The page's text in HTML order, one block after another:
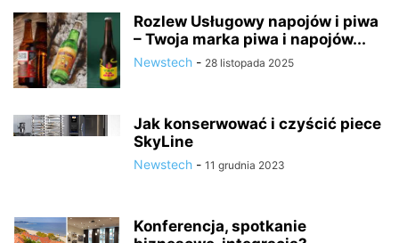
Rozlew Usługowy napojów i piwa
– Twoja marka piwa i napojów...
Newstech - 28 listopada 2025
Jak konserwować i czyścić piece
SkyLine
Newstech - 11 grudnia 2023
Konferencja, spotkanie